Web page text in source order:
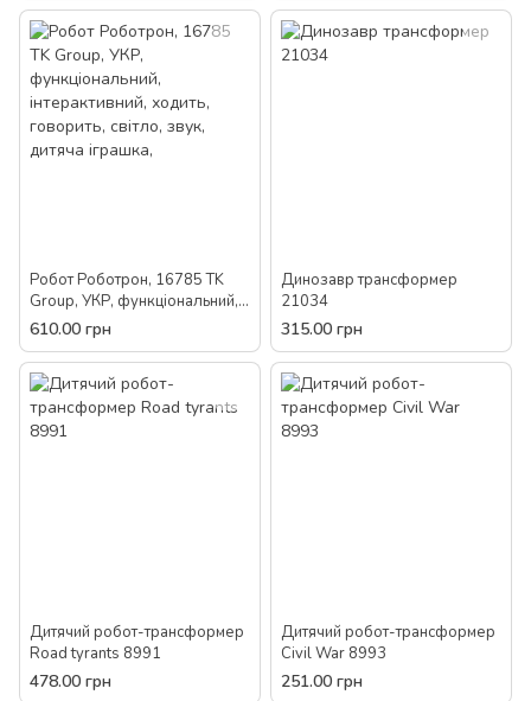
акумулятор
Робот Роботрон, 16785 TK
Group, УКР, функціональний,
інтерактивний, ходить,
говорить, світло, звук, дитяча
іграшка,
610.00 грн
Динозавр трансформер
21034
315.00 грн
Дитячий робот-трансформер
Road tyrants 8991
478.00 грн
Дитячий робот-трансформер
Civil War 8993
251.00 грн